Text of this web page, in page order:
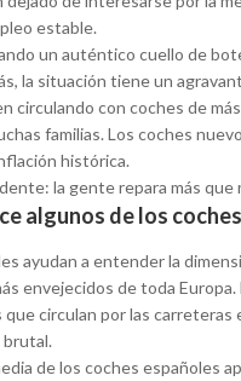
estable.
un auténtico cuello de
la situación tiene un
circulando con coches de
familias. Los coches
histórica.
la gente repara más que
algunos de los
ayudan a entender la
envejecidos de toda Europa.
circulan por las
brutal.
de los coches españoles